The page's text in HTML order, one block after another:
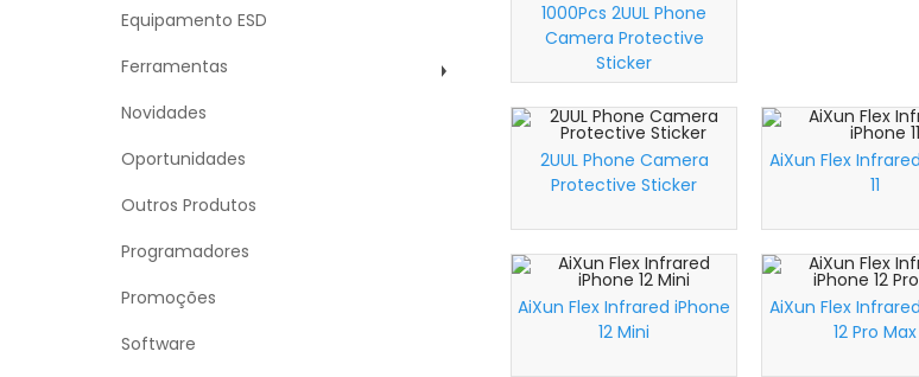
1000Pcs 2UUL Phone
Camera Protective
Sticker
2UUL Phone Camera
Protective Sticker
AiXun Flex
11
AiXun Flex Infrared iPhone
12 Mini
AiXun Flex
12 Pro Max
Equipamento ESD
Ferramentas
Novidades
Oportunidades
Outros Produtos
Programadores
Promoções
Software